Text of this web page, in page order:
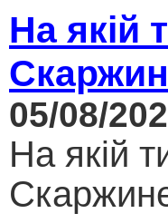
На якій
05/08/
На якій